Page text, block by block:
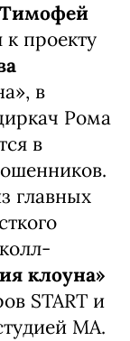
Тимофей
проекту
в
Рома
в
главных
клоуна»
START и
MA.